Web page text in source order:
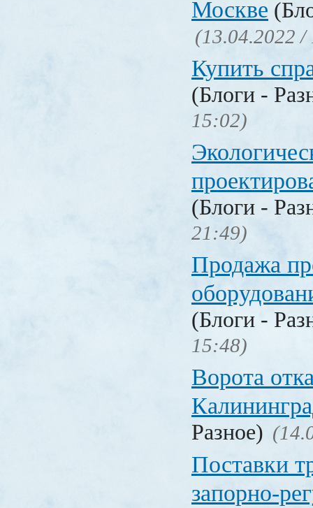
Москве
(13.04.2022 /
Купить
(Блоги -
15:02)
(Блоги -
21:49)
Продажа
(Блоги -
15:48)
Ворота
Разное)
Поставки
запорно-